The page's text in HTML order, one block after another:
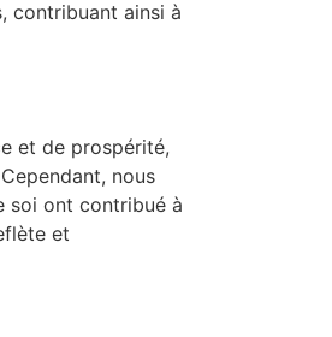
contribuant ainsi à
et de prospérité,
nous
soi ont contribué à
et